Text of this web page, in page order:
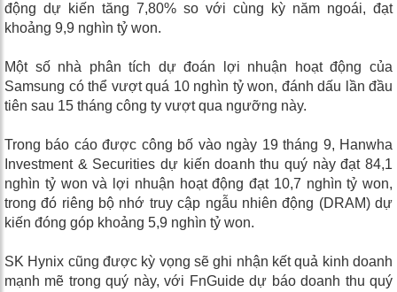
động dự kiến ​​tăng 7,80% so với cùng kỳ năm ngoái, đạt
khoảng 9,9 nghìn tỷ won.
Một số nhà phân tích dự đoán lợi nhuận hoạt động của
Samsung có thể vượt quá 10 nghìn tỷ won, đánh dấu lần đầu
tiên sau 15 tháng công ty vượt qua ngưỡng này.
Trong báo cáo được công bố vào ngày 19 tháng 9, Hanwha
Investment & Securities dự kiến ​​doanh thu quý này đạt 84,1
nghìn tỷ won và lợi nhuận hoạt động đạt 10,7 nghìn tỷ won,
trong đó riêng bộ nhớ truy cập ngẫu nhiên động (DRAM) dự
kiến ​​đóng góp khoảng 5,9 nghìn tỷ won.
SK Hynix cũng được kỳ vọng sẽ ghi nhận kết quả kinh doanh
mạnh mẽ trong quý này, với FnGuide dự báo doanh thu quý